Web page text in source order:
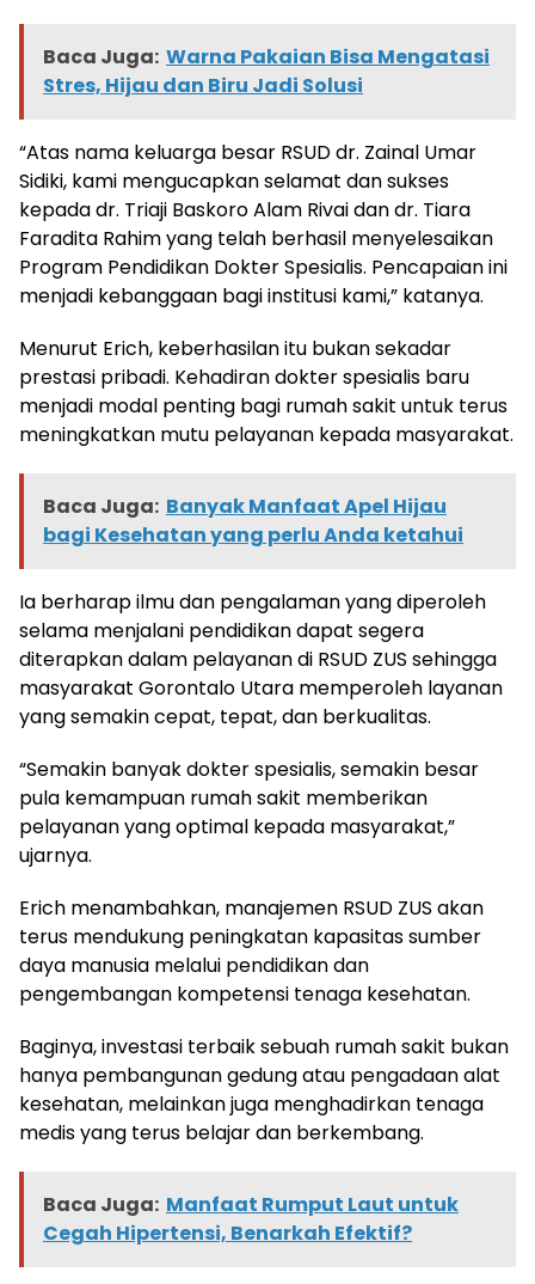
Baca Juga: Warna Pakaian Bisa Mengatasi
Stres, Hijau dan Biru Jadi Solusi
“Atas nama keluarga besar RSUD dr. Zainal Umar
Sidiki, kami mengucapkan selamat dan sukses
kepada dr. Triaji Baskoro Alam Rivai dan dr. Tiara
Faradita Rahim yang telah berhasil menyelesaikan
Program Pendidikan Dokter Spesialis. Pencapaian ini
menjadi kebanggaan bagi institusi kami,” katanya.
Menurut Erich, keberhasilan itu bukan sekadar
prestasi pribadi. Kehadiran dokter spesialis baru
menjadi modal penting bagi rumah sakit untuk terus
meningkatkan mutu pelayanan kepada masyarakat.
Baca Juga: Banyak Manfaat Apel Hijau
bagi Kesehatan yang perlu Anda ketahui
Ia berharap ilmu dan pengalaman yang diperoleh
selama menjalani pendidikan dapat segera
diterapkan dalam pelayanan di RSUD ZUS sehingga
masyarakat Gorontalo Utara memperoleh layanan
yang semakin cepat, tepat, dan berkualitas.
“Semakin banyak dokter spesialis, semakin besar
pula kemampuan rumah sakit memberikan
pelayanan yang optimal kepada masyarakat,”
ujarnya.
Erich menambahkan, manajemen RSUD ZUS akan
terus mendukung peningkatan kapasitas sumber
daya manusia melalui pendidikan dan
pengembangan kompetensi tenaga kesehatan.
Baginya, investasi terbaik sebuah rumah sakit bukan
hanya pembangunan gedung atau pengadaan alat
kesehatan, melainkan juga menghadirkan tenaga
medis yang terus belajar dan berkembang.
Baca Juga: Manfaat Rumput Laut untuk
Cegah Hipertensi, Benarkah Efektif?